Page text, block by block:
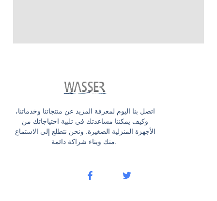
اتصل بنا اليوم لمعرفة المزيد عن منتجاتنا وخدماتنا،
وكيف يمكننا مساعدتك في تلبية احتياجاتك من
الأجهزة المنزلية الصغيرة. ونحن نتطلع إلى الاستماع
منك وبناء شراكة دائمة.